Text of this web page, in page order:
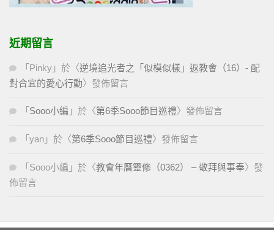
近期留言
「 Pinky 」於〈逆境追光者之「似模似樣」返教會（16）- 配
對合宜的愛心行動〉發佈留言
「 Sooo小編 」於〈第6季Sooo節目巡禮〉發佈留言
「 yan 」於〈第6季Sooo節目巡禮〉發佈留言
「 Sooo小編 」於〈教會年曆靈修（0362） – 敬拜與事奉〉發
佈留言